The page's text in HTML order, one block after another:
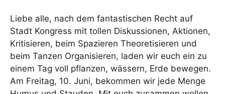
Liebe alle, nach dem fantastischen Recht auf
Stadt Kongress mit tollen Diskussionen, Aktionen,
Kritisieren, beim Spazieren Theoretisieren und
beim Tanzen Organisieren, laden wir euch ein zu
einem Tag voll pflanzen, wässern, Erde bewegen.
Am Freitag, 10. Juni, bekommen wir jede Menge